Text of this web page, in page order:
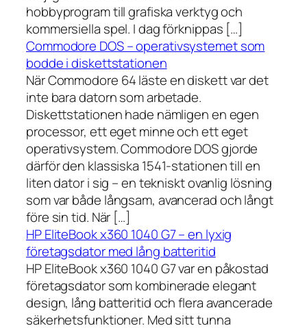
hobbyprogram till grafiska verktyg och
kommersiella spel. I dag förknippas […]
Commodore DOS – operativsystemet som
bodde i diskettstationen
När Commodore 64 läste en diskett var det
inte bara datorn som arbetade.
Diskettstationen hade nämligen en egen
processor, ett eget minne och ett eget
operativsystem. Commodore DOS gjorde
därför den klassiska 1541-stationen till en
liten dator i sig – en tekniskt ovanlig lösning
som var både långsam, avancerad och långt
före sin tid. När […]
HP EliteBook x360 1040 G7 – en lyxig
företagsdator med lång batteritid
HP EliteBook x360 1040 G7 var en påkostad
företagsdator som kombinerade elegant
design, lång batteritid och flera avancerade
säkerhetsfunktioner. Med sitt tunna